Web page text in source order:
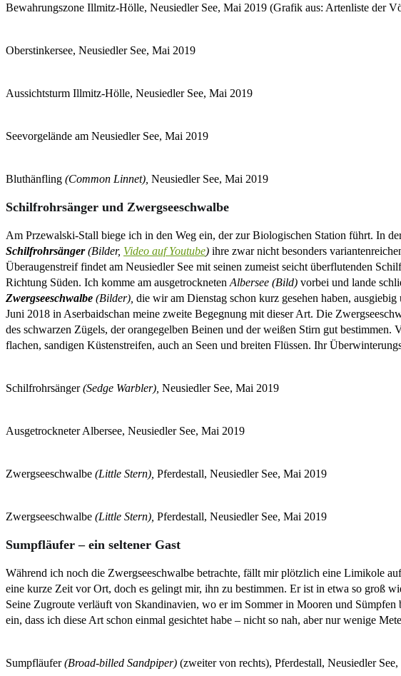
Bewahrungszone Illmitz-Hölle, Neusiedler See, Mai 2019 (Grafik aus: Artenliste der
Oberstinkersee, Neusiedler See, Mai 2019
Aussichtsturm Illmitz-Hölle, Neusiedler See, Mai 2019
Seevorgelände am Neusiedler See, Mai 2019
Bluthänfling (Common Linnet), Neusiedler See, Mai 2019
Schilfrohrsänger und Zwergseeschwalbe
Am Przewalski-Stall biege ich in den Weg ein, der zur Biologischen Station führt. In
Schilfrohrsänger(Bilder, Video auf Youtube) ihre zwar nicht besonders
Überaugenstreif findet am Neusiedler See mit seinen zumeist seicht überflutenden
Richtung Süden. Ich komme am ausgetrockneten Albersee (Bild) vorbei und lande
Zwergseeschwalbe (Bilder), die wir am Dienstag schon kurz gesehen haben,
Juni 2018 in Aserbaidschan meine zweite Begegnung mit dieser Art. Die
des schwarzen Zügels, der orangegelben Beinen und der weißen Stirn gut
flachen, sandigen Küstenstreifen, auch an Seen und breiten Flüssen. Ihr
Schilfrohrsänger(Sedge Warbler), Neusiedler See, Mai 2019
Ausgetrockneter Albersee, Neusiedler See, Mai 2019
Zwergseeschwalbe (Little Stern), Pferdestall, Neusiedler See, Mai 2019
Zwergseeschwalbe (Little Stern), Pferdestall, Neusiedler See, Mai 2019
Sumpfläufer – ein seltener Gast
Während ich noch die Zwergseeschwalbe betrachte, fällt mir plötzlich eine Limikole
eine kurze Zeit vor Ort, doch es gelingt mir, ihn zu bestimmen. Er ist in etwa so groß
Seine Zugroute verläuft von Skandinavien, wo er im Sommer in Mooren und
ein, dass ich diese Art schon einmal gesichtet habe – nicht so nah, aber nur wenige
Sumpfläufer(Broad-billed Sandpiper) (zweiter von rechts), Pferdestall, Neusiedler